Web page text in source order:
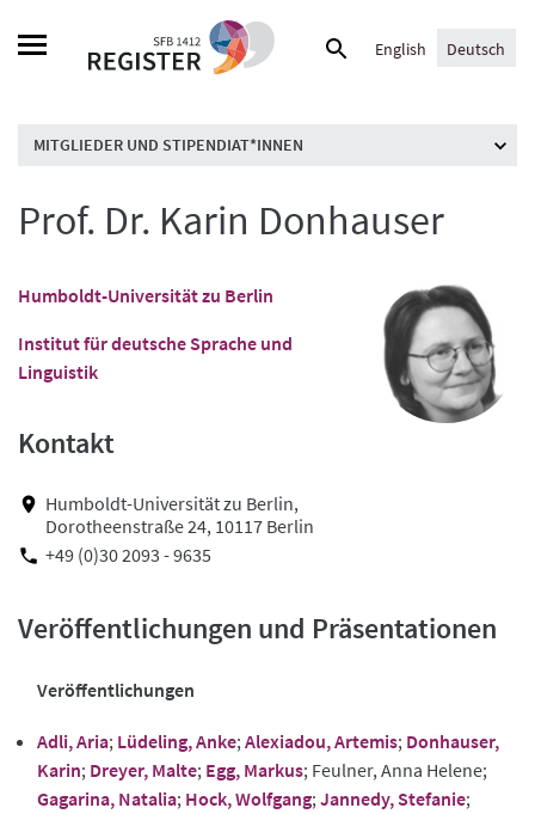
Suche
English Deutsch
MITGLIEDER UND STIPENDIAT*INNEN
Prof. Dr. Karin Donhauser
Humboldt-Universität zu Berlin
Institut für deutsche Sprache und
Linguistik
Kontakt
Humboldt-Universität zu Berlin,
Dorotheenstraße 24, 10117 Berlin
+49 (0)30 2093 - 9635
Veröffentlichungen und Präsentationen
Veröffentlichungen
Adli, Aria; Lüdeling, Anke;Alexiadou, Artemis; Donhauser,
Karin; Dreyer, Malte; Egg, Markus; Feulner, Anna Helene;
Gagarina, Natalia; Hock, Wolfgang;Jannedy, Stefanie;